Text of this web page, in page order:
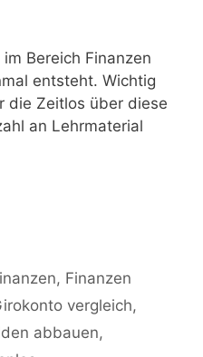
Bereich Finanzen
entsteht. Wichtig
die Zeitlos über diese
an Lehrmaterial
, Finanzen
vergleich,
abbauen,